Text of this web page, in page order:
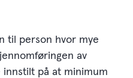
til person hvor mye
av
på at minimum